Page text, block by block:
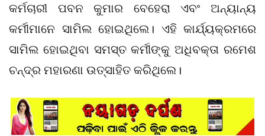
କର୍ମଚାରୀ ପବନ କୁମାର ବେହେରା ଏବଂ ଅନ୍ୟାନ୍ୟ
କର୍ମୀମାନେ ସାମିଲ ହୋଇଥିଲେ। ଏହି କାର୍ଯ୍ୟକ୍ରମରେ
ସାମିଲ ହୋଇଥିବା ସମସ୍ତ କର୍ମୀଙ୍କୁ ଅଧିବକ୍ତା ରମେଶ
ଚନ୍ଦ୍ର ମହାରଣା ଉତ୍ସାହିତ କରିଥିଲେ।